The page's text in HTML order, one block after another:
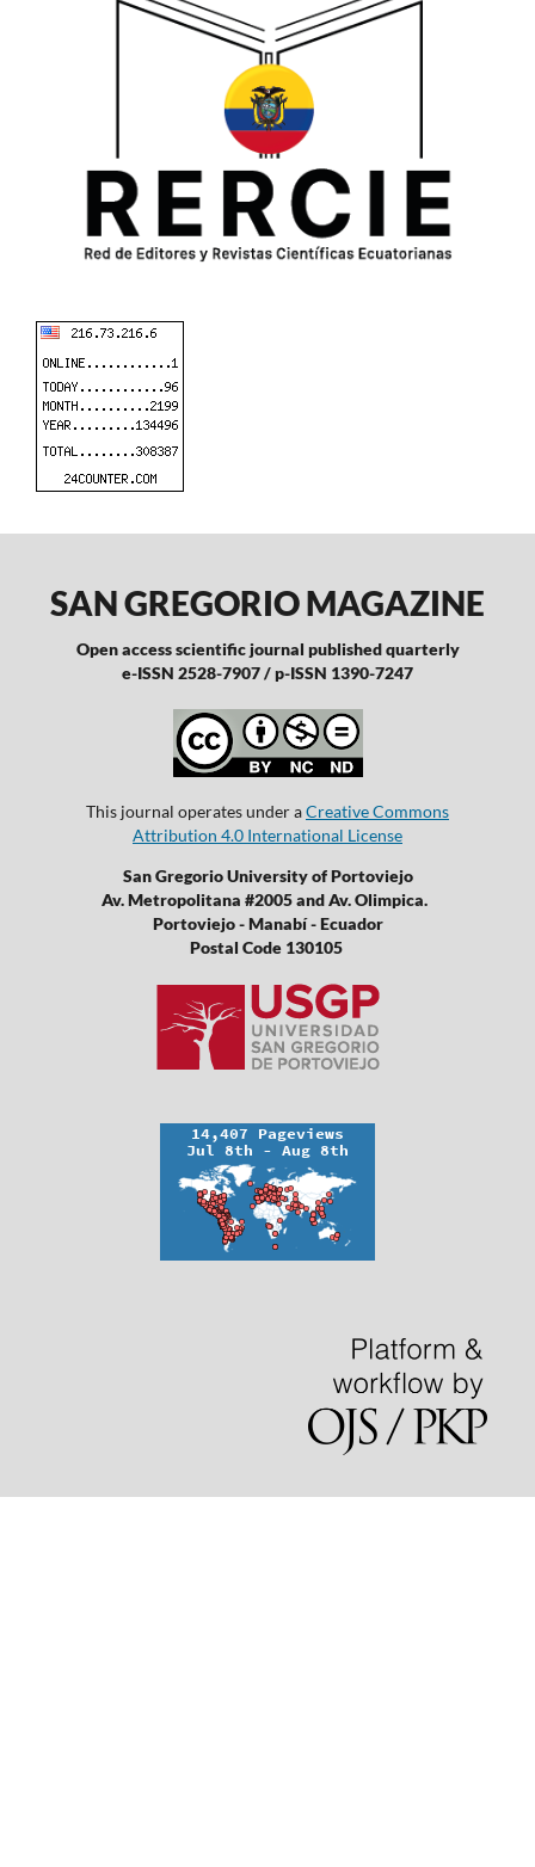
SAN GREGORIO MAGAZINE
Open access scientific journal published quarterly
e-ISSN 2528-7907 / p-ISSN 1390-7247
This journal operates under aCreative Commons
Attribution 4.0 International License
San Gregorio University of Portoviejo
Av. Metropolitana #2005 and Av. Olimpica.
Portoviejo - Manabí - Ecuador
Postal Code 130105